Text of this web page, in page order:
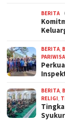
BERITA
BERITA,
BERITA,
RELIGI,